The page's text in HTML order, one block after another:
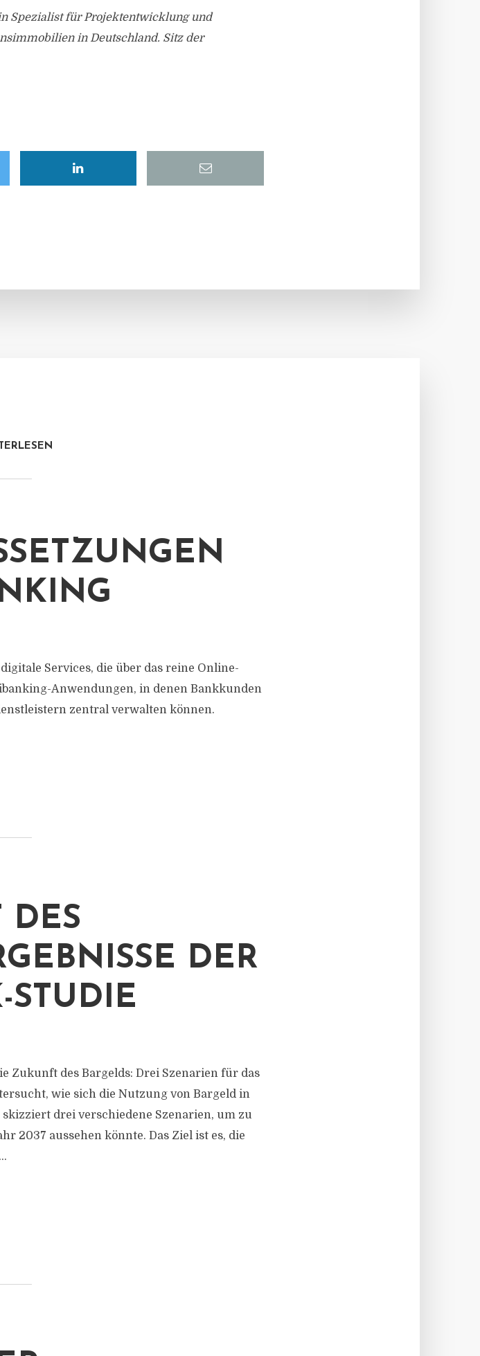
Spezialist für Projektentwicklung und
in Deutschland. Sitz der
Services, die über das reine Online-
Anwendungen, in denen Bankkunden
zentral verwalten können.
DES
DER
STUDIE
Zukunft des Bargelds: Drei Szenarien für das
wie sich die Nutzung von Bargeld in
drei verschiedene Szenarien, um zu
2037 aussehen könnte. Das Ziel ist es, die